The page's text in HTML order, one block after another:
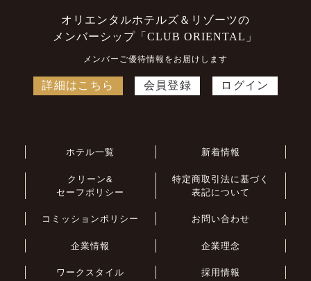
オリエンタルホテルズ＆リゾーツの
メンバーシップ「CLUB ORIENTAL」
メンバーご優待情報をお届けします
詳細はこちら 会員登録 ログイン
ホテル一覧 新着情報
クリーン&
セーフポリシー
特定商取引法に基づく
表記について
コミッションポリシー お問い合わせ
企業情報 企業理念
ワークスタイル 採用情報